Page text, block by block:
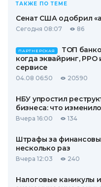
ТАКЖЕ ПО ТЕМЕ
Сенат США одобрил
Сегодня 08:07 86
ПАРТНЕРСКАЯ
ТОП
когда эквайринг,
сервисе
04.08 06:50 20590
НБУ упростил
бизнеса: что
Вчера 16:00 134
Штрафы за
несколько раз
Вчера 12:03 240
Налоговые каникулы